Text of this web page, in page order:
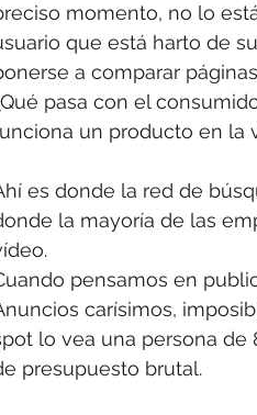
momento, no lo
que está harto de
a comparar
pasa con el
un producto en la
es donde la red de
la mayoría de las
pensamos en
carísimos,
lo vea una persona de
presupuesto brutal.